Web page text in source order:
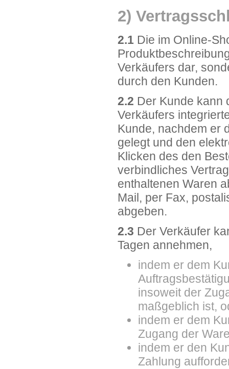
2)
2.1 Die im Online-
Verkäufers dar,
durch den Kunden.
2.2 Der Kunde kann
Verkäufers
Kunde, nachdem er
gelegt und den
Klicken des den
verbindliches
enthaltenen Waren
Mail, per Fax,
abgeben.
2.3 Der Verkäufer
Tagen annehmen,
indem er dem
insoweit der
maßgeblich ist,
indem er dem
Zugang der
indem er den
Zahlung